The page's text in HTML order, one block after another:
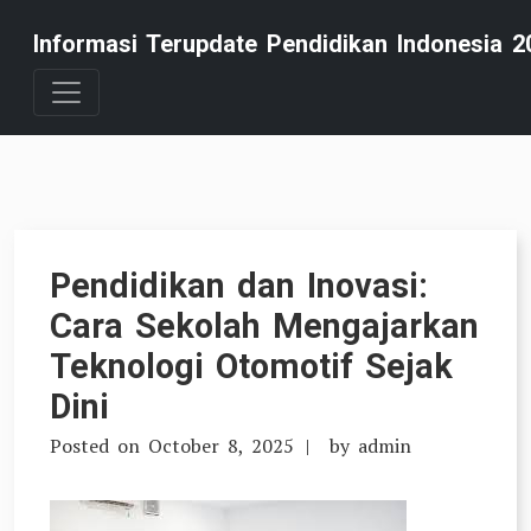
content
Informasi Terupdate Pendidikan Indonesia
Pendidikan dan Inovasi:
Cara Sekolah Mengajarkan
Teknologi Otomotif Sejak
Dini
Posted on October 8, 2025 by admin